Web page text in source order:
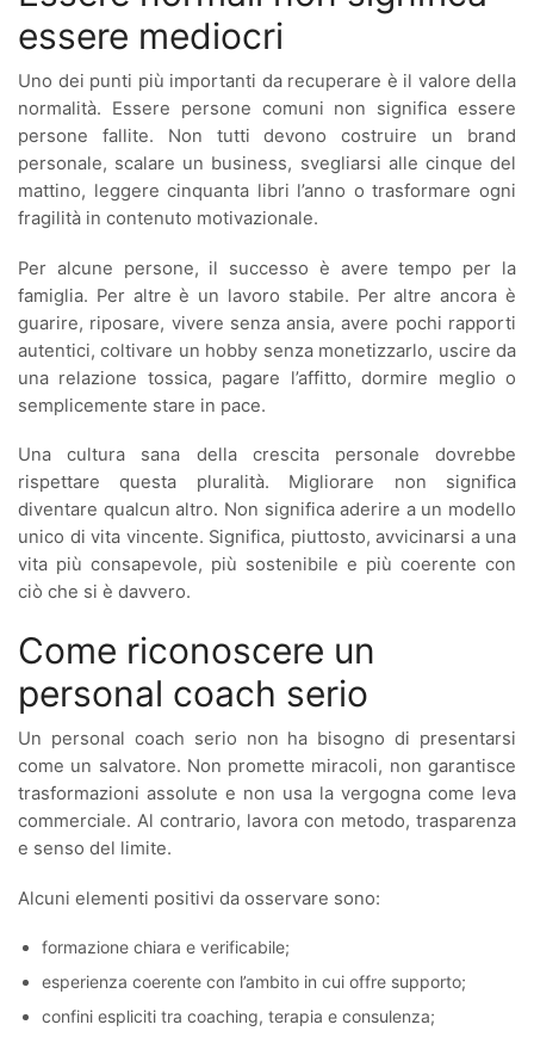
essere mediocri
Uno dei punti più importanti da recuperare è il valore della
normalità. Essere persone comuni non significa essere
persone fallite. Non tutti devono costruire un brand
personale, scalare un business, svegliarsi alle cinque del
mattino, leggere cinquanta libri l’anno o trasformare ogni
fragilità in contenuto motivazionale.
Per alcune persone, il successo è avere tempo per la
famiglia. Per altre è un lavoro stabile. Per altre ancora è
guarire, riposare, vivere senza ansia, avere pochi rapporti
autentici, coltivare un hobby senza monetizzarlo, uscire da
una relazione tossica, pagare l’affitto, dormire meglio o
semplicemente stare in pace.
Una cultura sana della crescita personale dovrebbe
rispettare questa pluralità. Migliorare non significa
diventare qualcun altro. Non significa aderire a un modello
unico di vita vincente. Significa, piuttosto, avvicinarsi a una
vita più consapevole, più sostenibile e più coerente con
ciò che si è davvero.
Come riconoscere un
personal coach serio
Un personal coach serio non ha bisogno di presentarsi
come un salvatore. Non promette miracoli, non garantisce
trasformazioni assolute e non usa la vergogna come leva
commerciale. Al contrario, lavora con metodo, trasparenza
e senso del limite.
Alcuni elementi positivi da osservare sono:
formazione chiara e verificabile;
esperienza coerente con l’ambito in cui offre supporto;
confini espliciti tra coaching, terapia e consulenza;